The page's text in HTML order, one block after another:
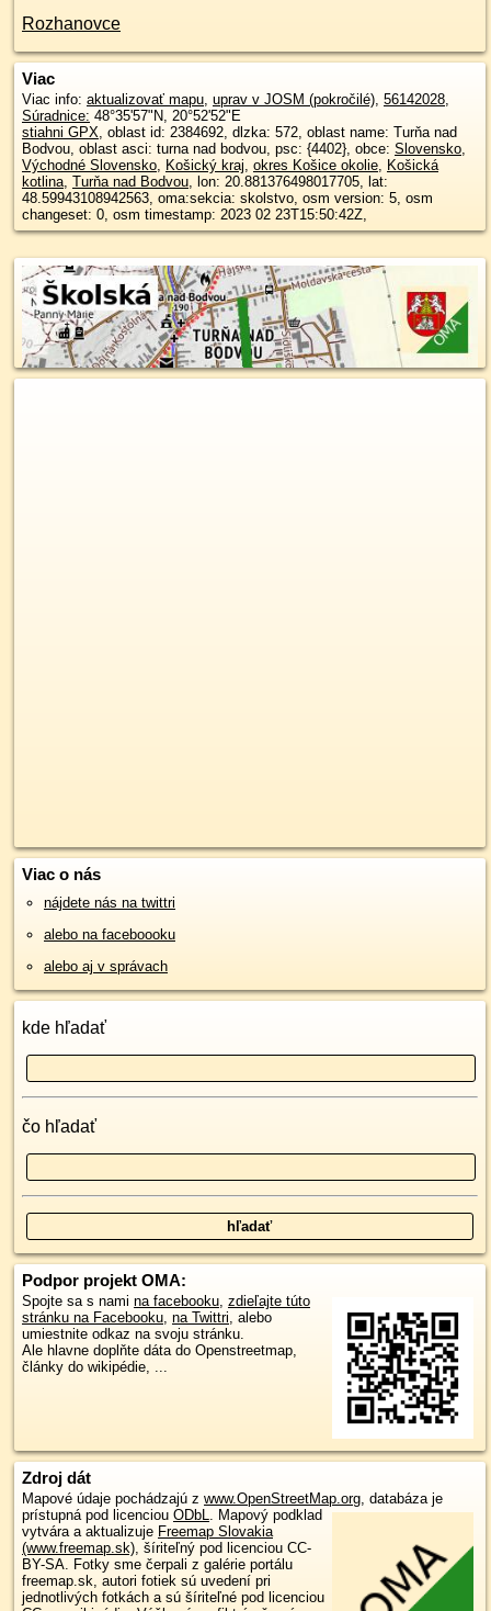
Rozhanovce
Viac
Viac info: aktualizovať mapu, uprav v JOSM (pokročilé), 56142028,
Súradnice: 48°35'57"N, 20°52'52"E
stiahni GPX, oblast id: 2384692, dlzka: 572, oblast name: Turňa nad
Bodvou, oblast asci: turna nad bodvou, psc: {4402}, obce: Slovensko,
Východné Slovensko, Košický kraj, okres Košice okolie, Košická
kotlina, Turňa nad Bodvou, lon: 20.881376498017705, lat:
48.59943108942563, oma:sekcia: skolstvo, osm version: 5, osm
changeset: 0, osm timestamp: 2023 02 23T15:50:42Z,
Viac o nás
nájdete nás na twittri
alebo na faceboooku
alebo aj v správach
kde hľadať
čo hľadať
Podpor projekt OMA:
Spojte sa s nami na facebooku, zdieľajte túto
stránku na Facebooku, na Twittri, alebo
umiestnite odkaz na svoju stránku.
Ale hlavne doplňte dáta do Openstreetmap,
články do wikipédie, ...
Zdroj dát
Mapové údaje pochádzajú z www.OpenStreetMap.org, databáza je
prístupná pod licenciou ODbL. Mapový podklad
vytvára a aktualizuje Freemap Slovakia
(www.freemap.sk), šíriteľný pod licenciou CC-
BY-SA. Fotky sme čerpali z galérie portálu
freemap.sk, autori fotiek sú uvedení pri
jednotlivých fotkách a sú šíriteľné pod licenciou